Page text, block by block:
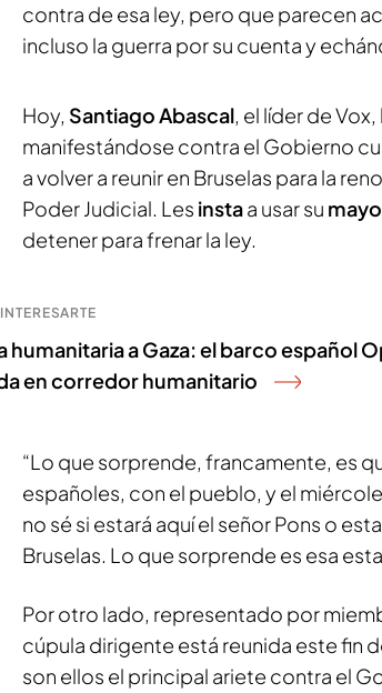
contra de esa ley, pero que parecen
incluso la guerra por su cuenta y
Hoy, SantiagoAbascal, el líder de
manifestándose contra el Gobierno
a volver a reunir en Bruselas para la
Poder Judicial. Les instaa usar su
detener para frenar la ley.
humanitaria a Gaza: el barco español
en corredor humanitario
“Lo que sorprende, francamente, es
españoles, con el pueblo, y el
no sé si estará aquí el señor Pons o
Bruselas. Lo que sorprende es esa
Por otro lado, representado por
cúpula dirigente está reunida este fin
son ellos el principal ariete contra el